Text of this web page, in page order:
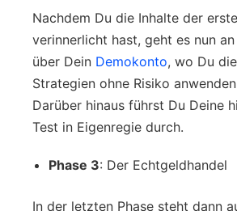
Nachdem Du die Inhalte der
verinnerlicht hast, geht es nun
über Dein Demokonto, wo Du
Strategien ohne Risiko
Darüber hinaus führst Du Deine
Test in Eigenregie durch.
Phase 3: Der Echtgeldhandel
In der letzten Phase steht dann